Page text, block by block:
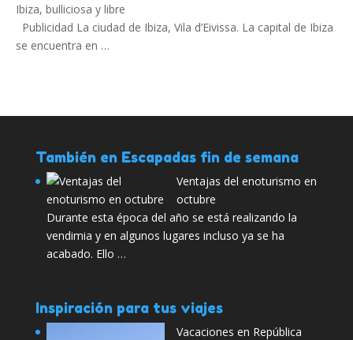
Ibiza, bulliciosa y libre
Publicidad La ciudad de Ibiza, Vila d’Eivissa. La capital de Ibiza
se encuentra en …
También en Escapadas fin de semana
Ventajas del enoturismo en
octubre
Durante esta época del año se está realizando la
vendimia y en algunos lugares incluso ya se ha
acabado. Ello …
Inspiración para tus viajes
Vacaciones en República